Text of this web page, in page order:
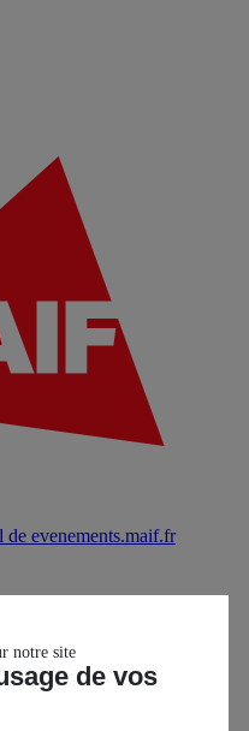
evenements.maif.fr
?
notre site
de vos